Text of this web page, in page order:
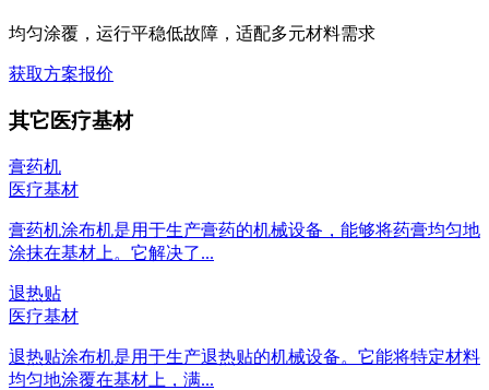
均匀涂覆，运行平稳低故障，适配多元材料需求
获取方案报价
其它医疗基材
膏药机
医疗基材
膏药机涂布机是用于生产膏药的机械设备，能够将药膏均匀地
涂抹在基材上。它解决了...
退热贴
医疗基材
退热贴涂布机是用于生产退热贴的机械设备。它能将特定材料
均匀地涂覆在基材上，满...